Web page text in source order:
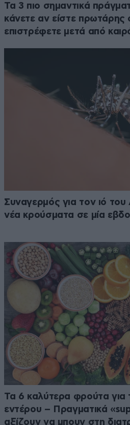
Τα 3 πιο σημαντικά
κάνετε αν είστε πρωτάρης
επιστρέφετε μετά από
Συναγερμός για τον ιό του
νέα κρούσματα σε μία
Τα 6 καλύτερα φρούτα για
εντέρου – Πραγματικά
αξίζουν να μπουν στη